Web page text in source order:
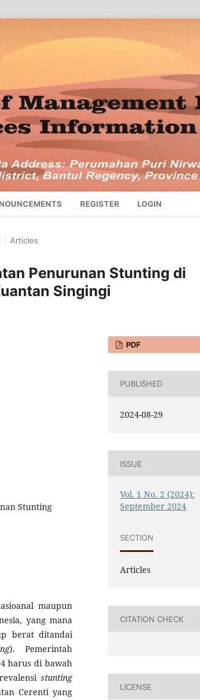
REGISTER LOGIN
/ Articles
Penurunan Stunting di
Singingi
Stunting
maupun
yang mana
berat ditandai
). Pemerintah
harus di bawah
stunting
Cerenti yang
PDF
PUBLISHED
2024-08-29
ISSUE
Vol. 1 No. 2 (2024):
September 2024
SECTION
Articles
CITATION CHECK
LICENSE